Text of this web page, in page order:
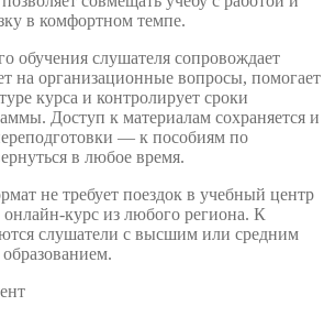
в комфортном темпе.
обучения слушателя сопровождает
на организационные вопросы, помогает
курса и контролирует сроки
Доступ к материалам сохраняется и
— к пособиям по
в любое время.
не требует поездок в учебный центр
онлайн-курс из любого региона. К
слушатели с высшим или средним